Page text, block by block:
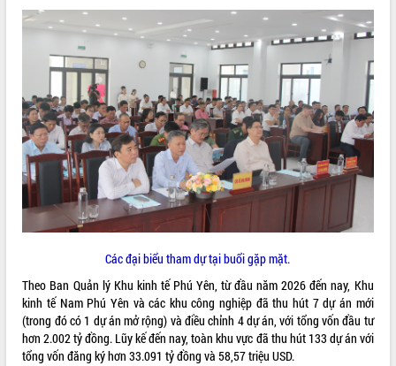
VĂN BẢN HĐND TỈNH
ĐIỂM TIN VĂN BẢN
QUY HOẠCH - KẾ HOẠCH
Các đại biểu tham dự tại buổi gặp mặt.
Theo Ban Quản lý Khu kinh tế Phú Yên, từ đầu năm 2026 đến nay, Khu
kinh tế Nam Phú Yên và các khu công nghiệp đã thu hút 7 dự án mới
(trong đó có 1 dự án mở rộng) và điều chỉnh 4 dự án, với tổng vốn đầu tư
hơn 2.002 tỷ đồng. Lũy kế đến nay, toàn khu vực đã thu hút 133 dự án với
tổng vốn đăng ký hơn 33.091 tỷ đồng và 58,57 triệu USD.